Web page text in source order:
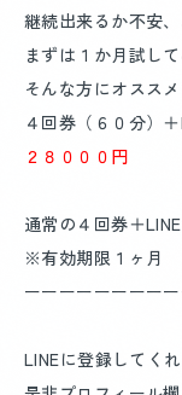
継続出来るか不安、
まずは１か月試して
そんな方にオスス
４回券（６０分）
２８０００円
通常の４回券＋
※有効期限１ヶ月
ーーーーーーーー
LINEに登録してく